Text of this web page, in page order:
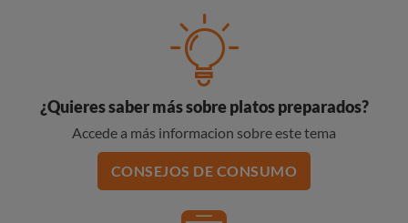
¿Quieres saber más sobre platos preparados?
Accede a más informacion sobre este tema
CONSEJOS DE CONSUMO